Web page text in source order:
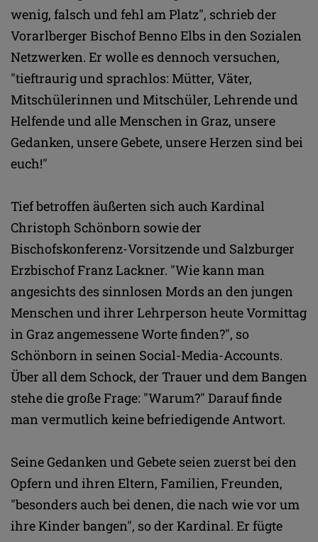
wenig, falsch und fehl am Platz", schrieb der
Vorarlberger Bischof Benno Elbs in den Sozialen
Netzwerken. Er wolle es dennoch versuchen,
"tieftraurig und sprachlos: Mütter, Väter,
Mitschülerinnen und Mitschüler, Lehrende und
Helfende und alle Menschen in Graz, unsere
Gedanken, unsere Gebete, unsere Herzen sind bei
euch!"
Tief betroffen äußerten sich auch Kardinal
Christoph Schönborn sowie der
Bischofskonferenz-Vorsitzende und Salzburger
Erzbischof Franz Lackner. "Wie kann man
angesichts des sinnlosen Mords an den jungen
Menschen und ihrer Lehrperson heute Vormittag
in Graz angemessene Worte finden?", so
Schönborn in seinen Social-Media-Accounts.
Über all dem Schock, der Trauer und dem Bangen
stehe die große Frage: "Warum?" Darauf finde
man vermutlich keine befriedigende Antwort.
Seine Gedanken und Gebete seien zuerst bei den
Opfern und ihren Eltern, Familien, Freunden,
"besonders auch bei denen, die nach wie vor um
ihre Kinder bangen", so der Kardinal. Er fügte